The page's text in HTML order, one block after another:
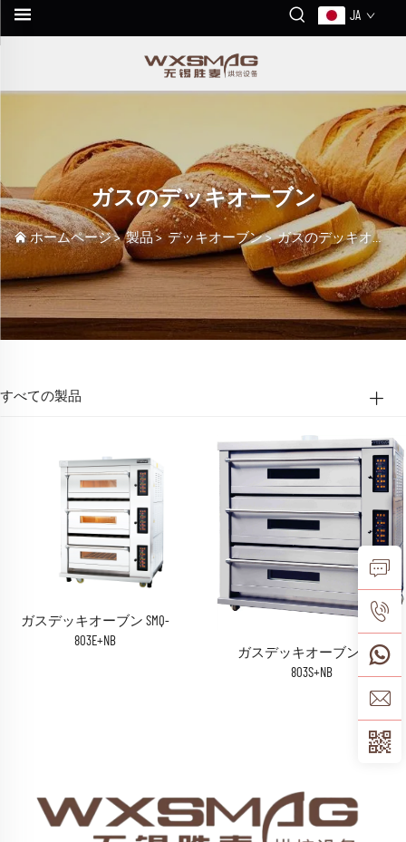
JA
ガスのデッキオーブン
ホームページ>製品> デッキオーブン>ガスのデッキオーブン
すべての製品
ガスデッキオーブン SMQ-
803E+NB
ガスデッキオーブン SMQ-
803S+NB